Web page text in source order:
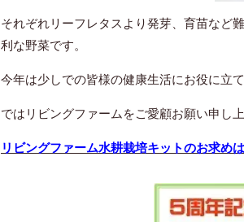
それぞれリーフレタスより発芽、育苗など
利な野菜です。
今年は少しでの皆様の健康生活にお役に立
ではリビングファームをご愛顧お願い申し上
リビングファーム水耕栽培キットのお求めは